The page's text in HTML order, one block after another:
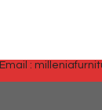
Email :